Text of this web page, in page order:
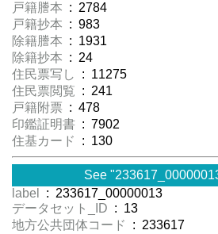
戸籍謄本 : 2784
戸籍抄本 : 983
除籍謄本 : 1931
除籍抄本 : 24
住民票写し
: 11275
住民票閲覧 : 241
戸籍附票 : 478
印鑑証明書 : 7902
住基カード
: 130
See
label
: 233617_00000013
データセット_ID : 13
地方公共団体コード
: 233617